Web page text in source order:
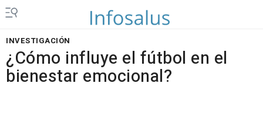
INVESTIGACIÓN
¿Cómo influye el fútbol en el
bienestar emocional?